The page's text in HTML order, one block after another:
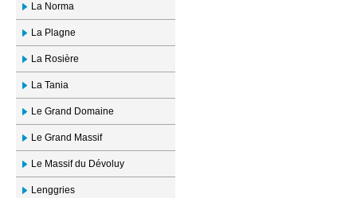
La Norma
La Plagne
La Rosière
La Tania
Le Grand Domaine
Le Grand Massif
Le Massif du Dévoluy
Lenggries